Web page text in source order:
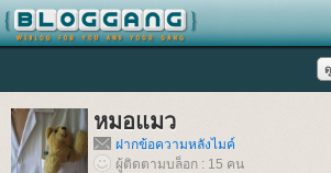
หมอแมว
ฝากข้อความหลังไมค์
ผู้ติดตามบล็อก : 15 คน